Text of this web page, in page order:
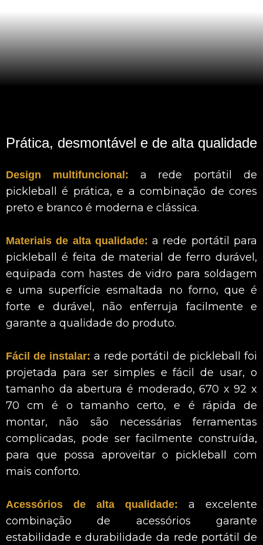
Prática, desmontável e de alta qualidade
Design multifuncional: a rede portátil de
pickleball é prática, e a combinação de cores
preto e branco é moderna e clássica.
Materiais de alta qualidade: a rede portátil para
pickleball é feita de material de ferro durável,
equipada com hastes de vidro para soldagem
e uma superfície esmaltada no forno, que é
forte e durável, não enferruja facilmente e
garante a qualidade do produto.
Fácil de instalar: a rede portátil de pickleball foi
projetada para ser simples e fácil de usar, o
tamanho da abertura é moderado, 670 x 92 x
70 cm é o tamanho certo, e é rápida de
montar, não são necessárias ferramentas
complicadas, pode ser facilmente construída,
para que possa aproveitar o pickleball com
mais conforto.
Acessórios de alta qualidade: a excelente
combinação de acessórios garante
estabilidade e durabilidade da rede portátil de